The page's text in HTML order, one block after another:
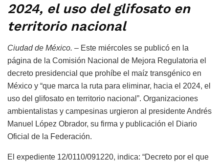
2024, el uso del glifosato en
territorio nacional
Ciudad de México. – Este miércoles se publicó en la
página de la Comisión Nacional de Mejora Regulatoria el
decreto presidencial que prohíbe el maíz transgénico en
México y “que marca la ruta para eliminar, hacia el 2024, el
uso del glifosato en territorio nacional”. Organizaciones
ambientalistas y campesinas urgieron al presidente Andrés
Manuel López Obrador, su firma y publicación el Diario
Oficial de la Federación.
El expediente 12/0110/091220, indica: “Decreto por el que